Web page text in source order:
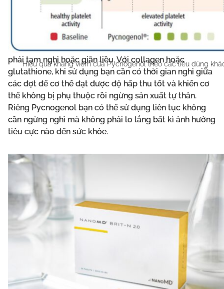
Hiệu quả kháng viêm của Pycnogenol theo các liều dùng
Có một ưu điểm vượt trội của Pycnogenol so với các
hoạt chất làm đẹp da có chức năng tương tự là không
phải tạm nghỉ hoặc giãn liều. Với collagen hoặc
glutathione, khi sử dụng bạn cần có thời gian nghỉ giữa
các đợt để cơ thể đạt được độ hấp thu tốt và khiến cơ
thể không bị phụ thuộc rồi ngừng sản xuất tự thân.
Riêng Pycnogenol bạn có thể sử dụng liên tục không
cần ngừng nghỉ mà không phải lo lắng bất kì ảnh hưởng
tiêu cực nào đến sức khỏe.